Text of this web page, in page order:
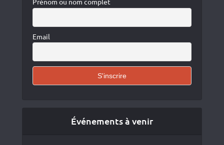
Email
Événements à venir